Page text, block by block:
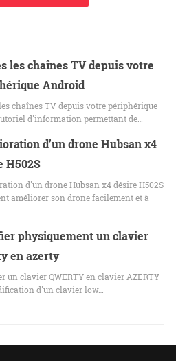
les chaînes TV depuis votre
Android
chaînes TV depuis votre périphérique
d'information permettant de…
d’un drone Hubsan x4
H502S
d'un drone Hubsan x4 désire H502S
améliorer son drone facilement et à
physiquement un clavier
en azerty
un clavier QWERTY en clavier AZERTY
d'un clavier low…